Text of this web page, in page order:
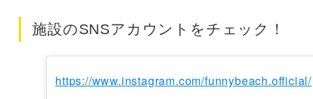
施設のSNSアカウントをチェック！
https://www.instagram.com/funnybeach.official/